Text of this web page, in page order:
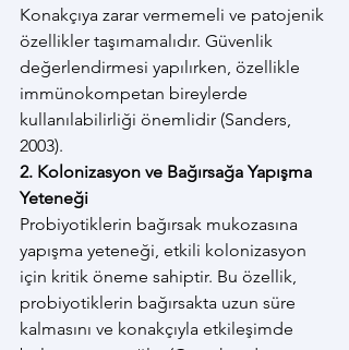
Konakçıya zarar vermemeli ve patojenik
özellikler taşımamalıdır. Güvenlik
değerlendirmesi yapılırken, özellikle
immünokompetan bireylerde
kullanılabilirliği önemlidir (Sanders,
2003).
2. Kolonizasyon ve Bağırsağa Yapışma
Yeteneği
Probiyotiklerin bağırsak mukozasına
yapışma yeteneği, etkili kolonizasyon
için kritik öneme sahiptir. Bu özellik,
probiyotiklerin bağırsakta uzun süre
kalmasını ve konakçıyla etkileşimde